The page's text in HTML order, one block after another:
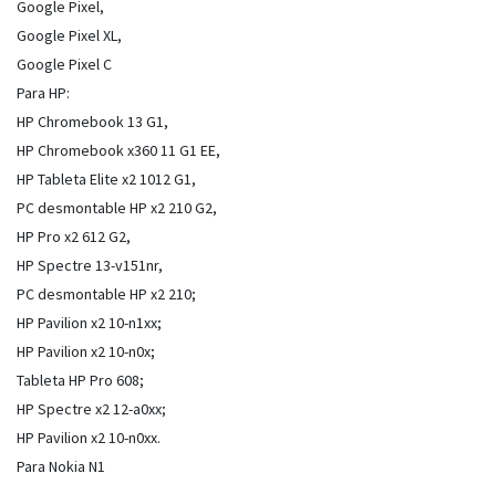
Google Pixel,
Google Pixel XL,
Google Pixel C
Para HP:
HP Chromebook 13 G1,
HP Chromebook x360 11 G1 EE,
HP Tableta Elite x2 1012 G1,
PC desmontable HP x2 210 G2,
HP Pro x2 612 G2,
HP Spectre 13-v151nr,
PC desmontable HP x2 210;
HP Pavilion x2 10-n1xx;
HP Pavilion x2 10-n0x;
Tableta HP Pro 608;
HP Spectre x2 12-a0xx;
HP Pavilion x2 10-n0xx.
Para Nokia N1